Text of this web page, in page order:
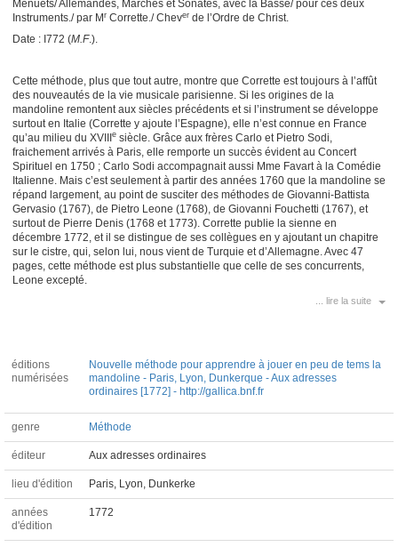
Menuets/ Allemandes, Marches et Sonates, avec la Basse/ pour ces deux
Instruments./ par M r Corrette./ Chever de l’Ordre de Christ.
Date : I772 (M.F.).
Cette méthode, plus que tout autre, montre que Corrette est toujours à l’affût
des nouveautés de la vie musicale parisienne. Si les origines de la
mandoline remontent aux siècles précédents et si l’instrument se développe
surtout en Italie (Corrette y ajoute l’Espagne), elle n’est connue en France
qu’au milieu du XVIII
e siècle. Grâce aux frères Carlo et Pietro Sodi,
fraichement arrivés à Paris, elle remporte un succès évident au Concert
Spirituel en 1750 ; Carlo Sodi accompagnait aussi Mme Favart à la Comédie
Italienne. Mais c’est seulement à partir des années 1760 que la mandoline se
répand largement, au point de susciter des méthodes de Giovanni-Battista
Gervasio (1767), de Pietro Leone (1768), de Giovanni Fouchetti (1767), et
surtout de Pierre Denis (1768 et 1773). Corrette publie la sienne en
décembre 1772, et il se distingue de ses collègues en y ajoutant un chapitre
sur le cistre, qui, selon lui, nous vient de Turquie et d’Allemagne. Avec 47
pages, cette méthode est plus substantielle que celle de ses concurrents,
Leone excepté.
... lire la suite
éditions
numérisées
Nouvelle méthode pour apprendre à jouer en peu de tems la
mandoline - Paris, Lyon, Dunkerque - Aux adresses
ordinaires [1772] - http://gallica.bnf.fr
genre Méthode
éditeur Aux adresses ordinaires
lieu d'édition Paris, Lyon, Dunkerke
années
d'édition
1772